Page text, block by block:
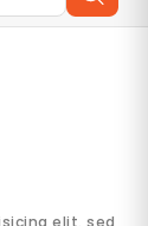
elit, sed